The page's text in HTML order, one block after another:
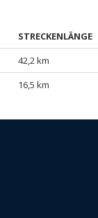
STRECKENLÄNGE
42,2 km
16,5 km